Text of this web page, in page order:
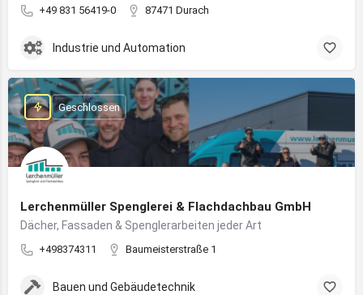
+49 831 56419-0 87471 Durach
Industrie und Automation
Lerchenmüller Spenglerei & Flachdachbau GmbH
Dächer, Fassaden & Spenglerarbeiten jeder Art
+498374311 Baumeisterstraße 1
Geschlossen
Bauen und Gebäudetechnik